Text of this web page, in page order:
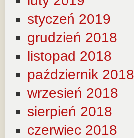
styczeń 2019
grudzień 2018
listopad 2018
październik 2018
wrzesień 2018
sierpień 2018
czerwiec 2018